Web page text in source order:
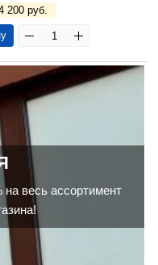
200 руб.
весь ассортимент